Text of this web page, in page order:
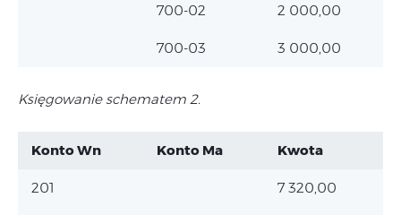
700-02 2 000,00
700-03 3 000,00
Księgowanie schematem 2.
Konto Wn Konto Ma Kwota
201 7 320,00